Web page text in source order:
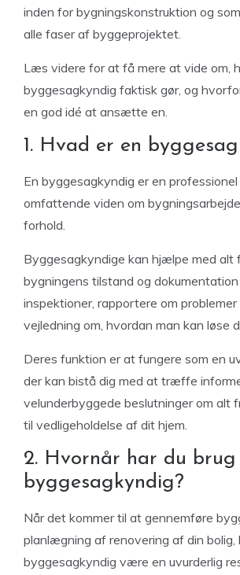
inden for bygningskonstruktion og
alle faser af byggeprojektet.
Læs videre for at få mere at vide om,
byggesagkyndig faktisk gør, og
en god idé at ansætte en.
1. Hvad er en
En byggesagkyndig er en professionel
omfattende viden om
forhold.
Byggesagkyndige kan hjælpe med alt
bygningens tilstand og
inspektioner, rapportere om problemer
vejledning om, hvordan man kan løse
Deres funktion er at fungere som en
der kan bistå dig med at træffe
velunderbyggede beslutninger om alt
til vedligeholdelse af dit hjem.
2. Hvornår har du brug
byggesagkyndig?
Når det kommer til at gennemføre
planlægning af renovering af din bolig,
byggesagkyndig være en uvurderlig